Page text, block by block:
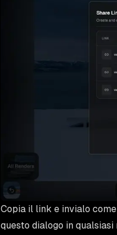
Copia il link e invialo
questo dialogo in